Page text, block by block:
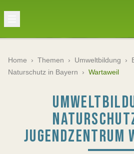
Home › Themen › Umweltbildung ›
Naturschutz in Bayern › Wartaweil
JUGENDZENTRUM